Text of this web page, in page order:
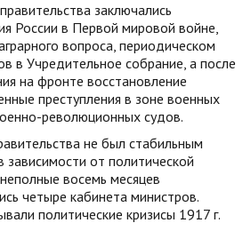
заключались
России в Первой мировой войне,
вопроса, периодическом
в Учредительное собрание, а после
на фронте восстановление
преступления в зоне военных
революционных судов.
не был стабильным
зависимости от политической
восемь месяцев
четыре кабинета министров.
политические кризисы 1917 г.